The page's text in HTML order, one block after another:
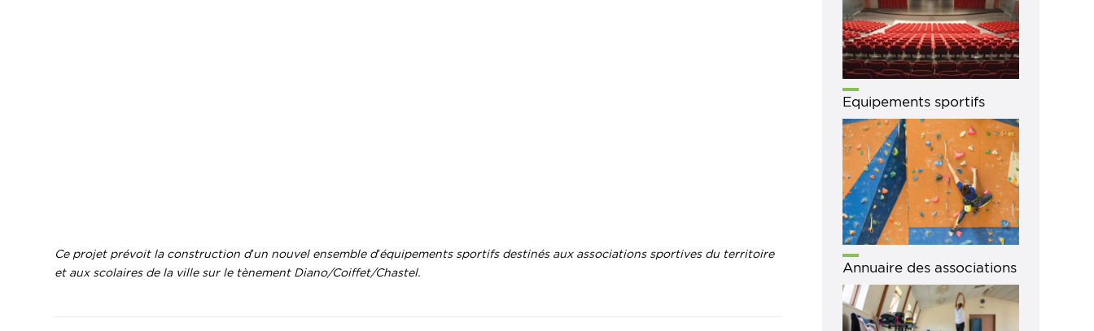
Ce projet prévoit la construction d’un nouvel ensemble d’équipements sportifs destinés aux associations sportives du territoire
et aux scolaires de la ville sur le tènement Diano/Coiffet/Chastel.
Equipements sportifs
Annuaire des associations